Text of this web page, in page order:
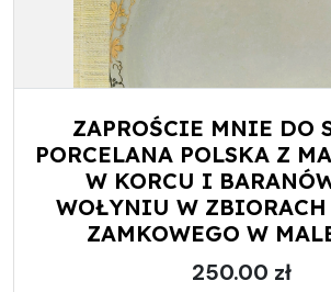
ZAPROŚCIE MNIE DO
PORCELANA POLSKA Z
W KORCU I
WOŁYNIU W ZBIORACH
ZAMKOWEGO W
250.00 zł